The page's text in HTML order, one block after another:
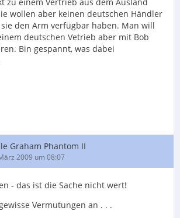
wollen aber keinen deutschen Händler
den Arm verfügbar haben. Man will
deutschen Vetrieb aber mit Bob
Bin gespannt, was dabei
Graham Phantom II
2009 um 08:07
- das ist die Sache nicht wert!
Vermutungen an . . .